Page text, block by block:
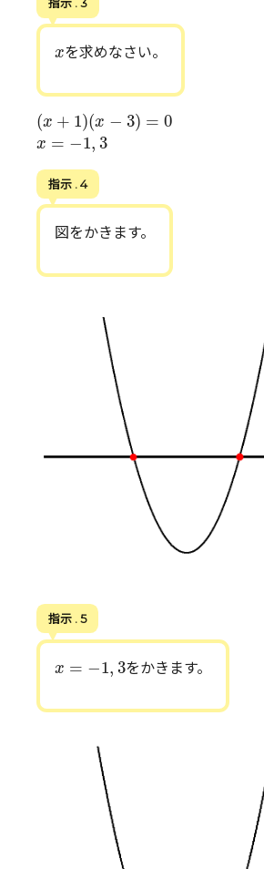
指示 . 3
x
xを求めなさい。
(x + 1)(x − 3) = 0
( 1 (x− 0
x = −1, 3
x 3
指示 . 4
図をかきます。
指示 . 5
x = −1, 3
x 3 をかきます。